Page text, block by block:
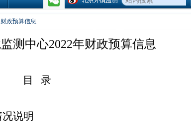
政预算信息
测中心2022年财政预算信息
目 录
说明